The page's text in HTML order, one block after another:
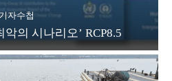
자수첩
의 시나리오’ RCP8.5